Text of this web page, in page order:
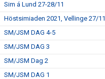
Sim á Lund 27-28/11
Höstsimiaden 2021, Vellinge 27/11
SM/JSM DAG 4-5
SM/JSM DAG 3
SM/JSM Dag 2
SM/JSM DAG 1